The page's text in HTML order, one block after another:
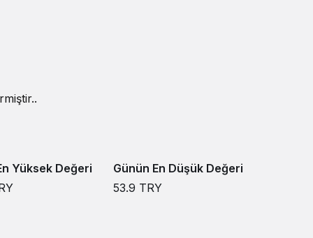
Yüksek Değeri
Günün En Düşük Değeri
53.9 TRY